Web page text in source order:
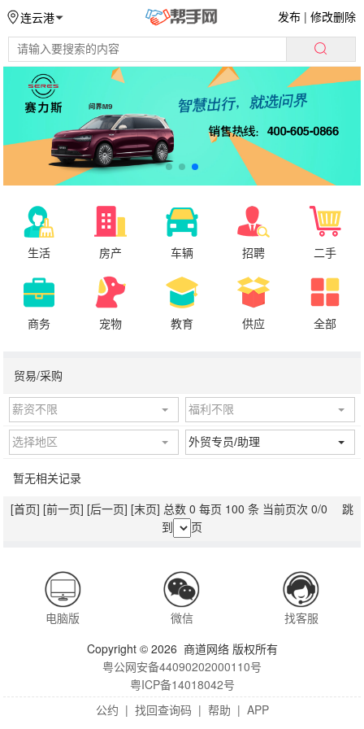
连云港 发布 |修改删除
生活 房产 车辆 招聘 二手
商务 宠物 教育 供应 全部
贸易/采购
薪资不限 福利不限
选择地区 外贸专员/助理
暂无相关记录
[首页] [前一页] [后一页] [末页] 总数 0 每页 100 条 当前页次 0/0 跳
到
页
电脑版 微信
找客服
Copyright © 2026 商道网络 版权所有
粤公网安备44090202000110号
粤ICP备14018042号
公约 | 找回查询码 | 帮助 | APP